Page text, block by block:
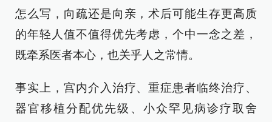
怎么写，向疏还是向亲，术后可能生存更高质
的年轻人值不值得优先考虑，个中一念之差，
既牵系医者本心，也关乎人之常情。
事实上，宫内介入治疗、重症患者临终治疗、
器官移植分配优先级、小众罕见病诊疗取舍